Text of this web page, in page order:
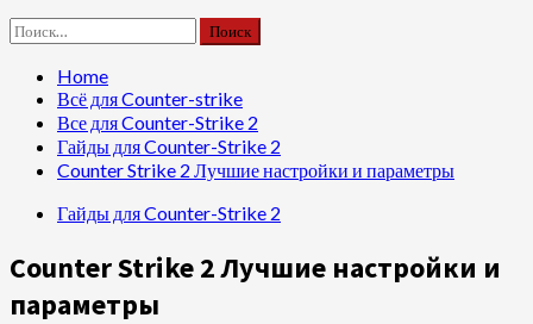
Найти:
Home
Всё для Counter-strike
Все для Counter-Strike 2
Гайды для Counter-Strike 2
Counter Strike 2 Лучшие настройки и параметры
Гайды для Counter-Strike 2
Counter Strike 2 Лучшие настройки и
параметры